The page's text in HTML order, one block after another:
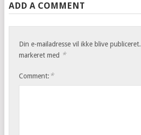
ADD A COMMENT
Din e-mailadresse vil ikke blive publiceret.
markeret med *
Comment: *